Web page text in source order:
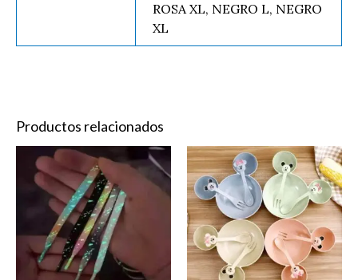
ROSA XL, NEGRO L, NEGRO
XL
Productos relacionados
Este
producto
tiene
múltiples
variantes.